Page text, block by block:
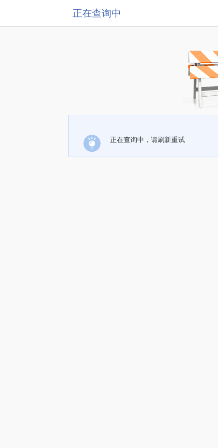
正在查询中
正在查询中，请刷新重试